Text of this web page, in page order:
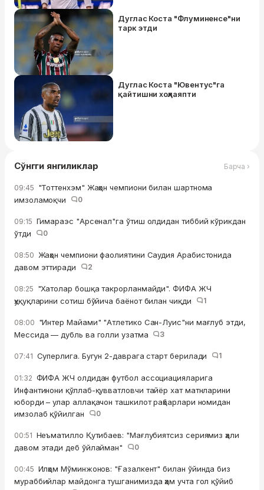
Дуглас Коста "Флуминенсе"ни
тарк этди
Дуглас Коста "Ювентус"га
қайтишни хоҳлаяпти
Сўнгги янгиликлар Барча ›
09:45 "Тоттенхэм" Жаҳон чемпиони билан шартнома
имзоламоқчи
0
09:15 Гимараэс "Арсенал"га ўтиш олдидан тиббий кўрикдан
ўтди
0
08:50 Жаҳон чемпиони фаолиятини Саудия Арабистонида
давом эттиради
2
08:25 "Хатолар бошқа такрорланмайди". ФИФА ЖЧ
ҳуқуқларини сотиш бўйича баёнот билан чиқди
1
08:00 "Интер Майами" "Атлетико Сан-Луис"ни мағлуб этди,
Мессида — дубль ва голли узатма
3
07:41 Суперлига. Бугун 2-даврага старт берилади 1
01:32 ФИФА ЖЧ олдидан футбол ассоциацияларига
Инфантинони қўллаб-қувватловчи тайёр хат матнларини
юборди – улар аллақачон ташкилот раҳбарлари номидан
имзолаб қўйилган
0
00:51 Неъматилло Қутибаев: "Мағлубиятсиз сериямиз ҳали
давом этади деб ўйлайман"
0
00:45 Илҳом Мўминжонов: "Ғазалкент" билан ўйинда биз
мураббийлар майдонга тушганимизда ҳам учта гол қўйиб